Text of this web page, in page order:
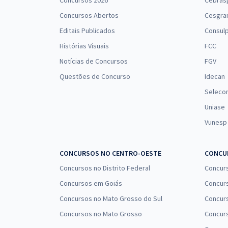
Prefeitura de Santos - SP - Assistente Social (Pós-
Concursos Abertos
Editais Publicados
Histórias Visuais
Notícias de Concursos
Questões de Concurso
FCC
FGV
Idecan
Uniase
Vunesp
CONCURSOS NO CENTRO-OESTE
Concursos no Distrito Federal
Concursos em Goiás
Concursos no Mato Grosso do Sul
Concursos no Mato Grosso